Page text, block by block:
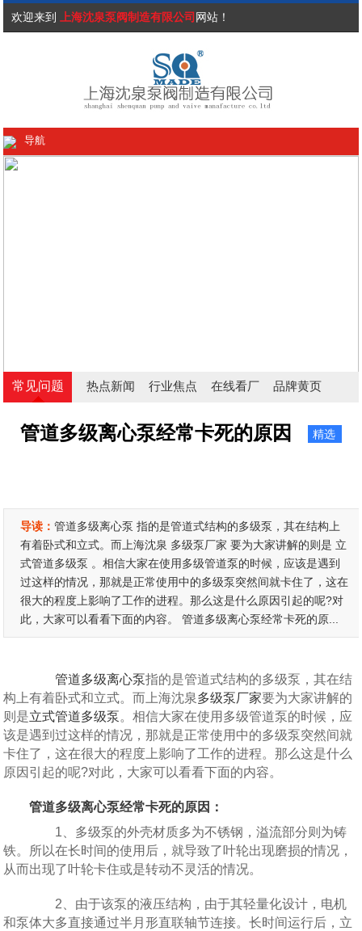
欢迎来到 上海沈泉泵阀制造有限公司 网站！
导航
常见问题 热点新闻 行业焦点 在线看厂 品牌黄页
管道多级离心泵经常卡死的原因 精选
导读：管道多级离心泵 指的是管道式结构的多级泵，其在结构上
有着卧式和立式。而上海沈泉 多级泵厂家 要为大家讲解的则是 立
式管道多级泵 。相信大家在使用多级管道泵的时候，应该是遇到
过这样的情况，那就是正常使用中的多级泵突然间就卡住了，这在
很大的程度上影响了工作的进程。那么这是什么原因引起的呢?对
此，大家可以看看下面的内容。 管道多级离心泵经常卡死的原...
管道多级离心泵指的是管道式结构的多级泵，其在结
构上有着卧式和立式。而上海沈泉多级泵厂家要为大家讲解的
则是立式管道多级泵。相信大家在使用多级管道泵的时候，应
该是遇到过这样的情况，那就是正常使用中的多级泵突然间就
卡住了，这在很大的程度上影响了工作的进程。那么这是什么
原因引起的呢?对此，大家可以看看下面的内容。
管道多级离心泵经常卡死的原因：
1、多级泵的外壳材质多为不锈钢，溢流部分则为铸
铁。所以在长时间的使用后，就导致了叶轮出现磨损的情况，
从而出现了叶轮卡住或是转动不灵活的情况。
2、由于该泵的液压结构，由于其轻量化设计，电机
和泵体大多直接通过半月形直联轴节连接。长时间运行后，立